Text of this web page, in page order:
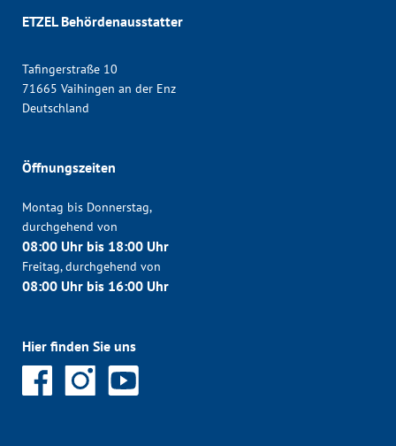
ETZEL Behördenausstatter
Tafingerstraße 10
71665 Vaihingen an der Enz
Deutschland
Öffnungszeiten
Montag bis Donnerstag,
durchgehend von
08:00 Uhr bis 18:00 Uhr
Freitag, durchgehend von
08:00 Uhr bis 16:00 Uhr
Hier finden Sie uns